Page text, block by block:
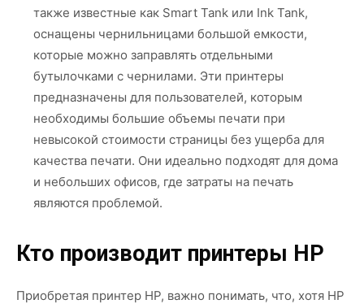
также известные как Smart Tank или Ink Tank,
оснащены чернильницами большой емкости,
которые можно заправлять отдельными
бутылочками с чернилами. Эти принтеры
предназначены для пользователей, которым
необходимы большие объемы печати при
невысокой стоимости страницы без ущерба для
качества печати. Они идеально подходят для дома
и небольших офисов, где затраты на печать
являются проблемой.
Кто производит принтеры HP
Приобретая принтер HP, важно понимать, что, хотя HP